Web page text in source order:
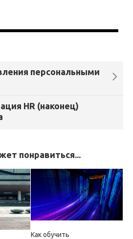
персональными
HR (наконец)
понравиться...
Как обучить